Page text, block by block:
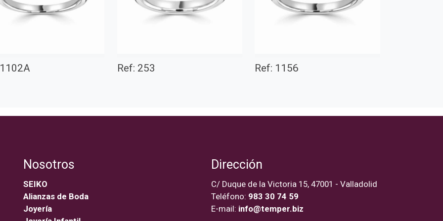
Ref: 253 Ref: 1156
Nosotros
SEIKO
Alianzas de Boda
Joyería
Dirección
C/ Duque de la Victoria 15, 47001 - Valladolid
Teléfono: 983 30 74 59
E-mail: info@temper.biz